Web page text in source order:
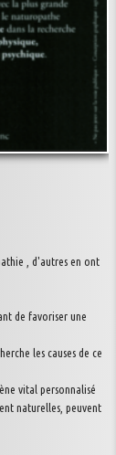
, d'autres en ont
de favoriser une
les causes de ce
vital personnalisé
naturelles, peuvent